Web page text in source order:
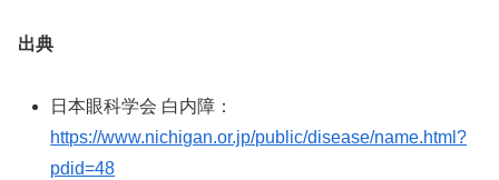
出典
日本眼科学会 白内障：
https://www.nichigan.or.jp/public/disease/name.html?
pdid=48